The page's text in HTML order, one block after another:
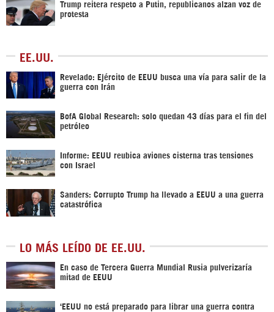
Trump reitera respeto a Putin, republicanos alzan voz de
protesta
EE.UU.
Revelado: Ejército de EEUU busca una vía para salir de la
guerra con Irán
BofA Global Research: solo quedan 43 días para el fin del
petróleo
Informe: EEUU reubica aviones cisterna tras tensiones
con Israel
Sanders: Corrupto Trump ha llevado a EEUU a una guerra
catastrófica
LO MÁS LEÍDO DE EE.UU.
En caso de Tercera Guerra Mundial Rusia pulverizaría
mitad de EEUU
‘EEUU no está preparado para librar una guerra contra